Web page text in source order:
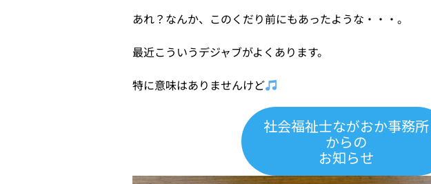
あれ？なんか、このくだり前にもあったような・・・。
最近こういうデジャブがよくあります。
特に意味はありませんけど
社会福祉士ながおか事務所
からの
お知らせ